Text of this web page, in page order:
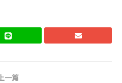
一篇